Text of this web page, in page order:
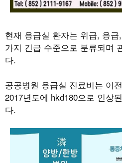
현재 응급실 환자는 위급, 응
가지 긴급 수준으로 분류되며
다.
공공병원 응급실 진료비는 이
2017년도에 hkd180으로 인상
다.